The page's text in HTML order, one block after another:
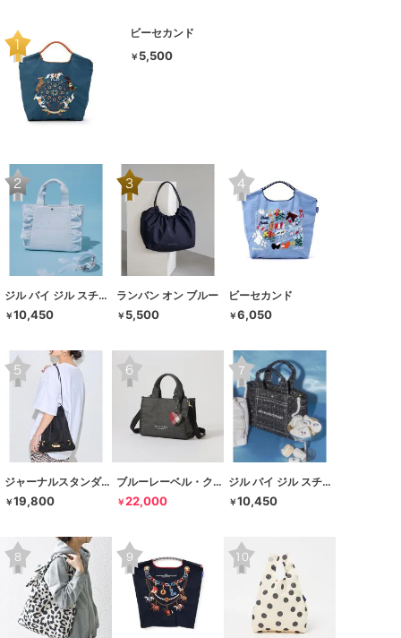
ビーセカンド
￥ 5,500
ジル バイ ジル スチュアート
￥10,450
ランバン オン ブルー
￥ 5,500
ビーセカンド
￥6,050
ジャーナルスタンダード レサージュ
￥19,800
ブルーレーベル・クレストブリッジ
￥22,000
ジル バイ ジル スチュアート
￥10,450